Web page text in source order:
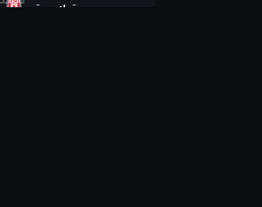
ستوك سيتي